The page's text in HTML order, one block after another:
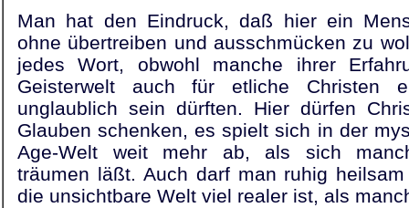
Man hat den Eindruck, daß hier ein
ohne übertreiben und ausschmücken zu
jedes Wort, obwohl manche ihrer
Geisterwelt auch für etliche Christen
unglaublich sein dürften. Hier dürfen
Glauben schenken, es spielt sich in der
Age-Welt weit mehr ab, als sich
träumen läßt. Auch darf man ruhig
die unsichtbare Welt viel realer ist, als